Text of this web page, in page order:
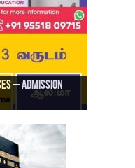
– Admission
– BA Arabic
Al Hajiri
Riyadh